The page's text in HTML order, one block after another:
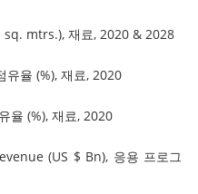
mtrs.), 재료, 2020 & 2028
율 (%), 재료, 2020
율 (%), 재료, 2020
(US $ Bn), 응용 프로그